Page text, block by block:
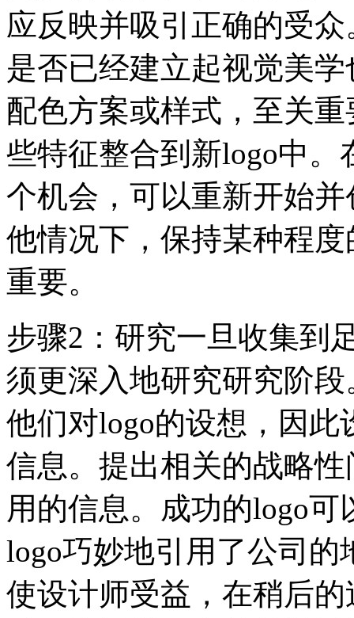
应反映并吸引正确的受
是否已经建立起视觉美
配色方案或样式，至关
些特征整合到新logo中
个机会，可以重新开始
他情况下，保持某种程
重要。
步骤2：研究一旦收集到
须更深入地研究研究阶
他们对logo的设想，因
信息。提出相关的战略
用的信息。成功的logo
logo巧妙地引用了公司
使设计师受益，在稍后